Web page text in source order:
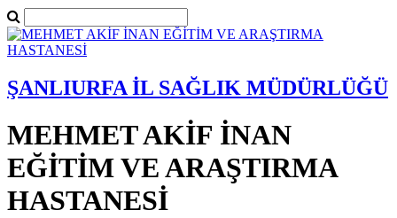
ŞANLIURFA İL SAĞLIK MÜDÜRLÜĞÜ
MEHMET AKİF İNAN
EĞİTİM VE ARAŞTIRMA
HASTANESİ